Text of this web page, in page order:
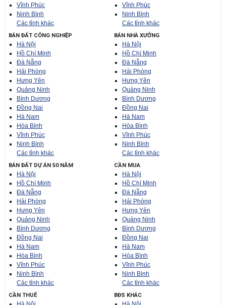
Vĩnh Phúc
Ninh Bình
Các tỉnh khác
Vĩnh Phúc
Ninh Bình
Các tỉnh khác
BÁN ĐẤT CÔNG NGHIỆP
Hà Nội
Hồ Chí Minh
Đà Nẵng
Hải Phòng
Hưng Yên
Quảng Ninh
Bình Dương
Đồng Nai
Hà Nam
Hòa Bình
Vĩnh Phúc
Ninh Bình
Các tỉnh khác
BÁN NHÀ XƯỞNG
Hà Nội
Hồ Chí Minh
Đà Nẵng
Hải Phòng
Hưng Yên
Quảng Ninh
Bình Dương
Đồng Nai
Hà Nam
Hòa Bình
Vĩnh Phúc
Ninh Bình
Các tỉnh khác
BÁN ĐẤT DỰ ÁN 50 NĂM
Hà Nội
Hồ Chí Minh
Đà Nẵng
Hải Phòng
Hưng Yên
Quảng Ninh
Bình Dương
Đồng Nai
Hà Nam
Hòa Bình
Vĩnh Phúc
Ninh Bình
Các tỉnh khác
CẦN MUA
Hà Nội
Hồ Chí Minh
Đà Nẵng
Hải Phòng
Hưng Yên
Quảng Ninh
Bình Dương
Đồng Nai
Hà Nam
Hòa Bình
Vĩnh Phúc
Ninh Bình
Các tỉnh khác
CẦN THUÊ BĐS KHÁC